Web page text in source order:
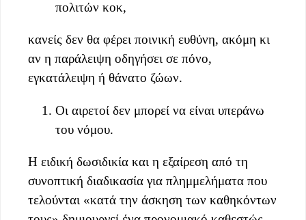
πολιτών κοκ,
κανείς δεν θα φέρει ποινική ευθύνη, ακόμη κι
αν η παράλειψη οδηγήσει σε πόνο,
εγκατάλειψη ή θάνατο ζώων.
Οι αιρετοί δεν μπορεί να είναι υπεράνω
του νόμου.
Η ειδική δωσιδικία και η εξαίρεση από τη
συνοπτική διαδικασία για πλημμελήματα που
τελούνται «κατά την άσκηση των καθηκόντων